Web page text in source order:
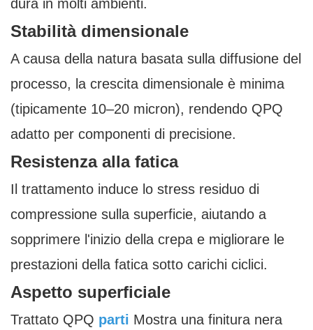
dura in molti ambienti.
Stabilità dimensionale
A causa della natura basata sulla diffusione del
processo, la crescita dimensionale è minima
(tipicamente 10–20 micron), rendendo QPQ
adatto per componenti di precisione.
Resistenza alla fatica
Il trattamento induce lo stress residuo di
compressione sulla superficie, aiutando a
sopprimere l'inizio della crepa e migliorare le
prestazioni della fatica sotto carichi ciclici.
Aspetto superficiale
Trattato QPQ parti Mostra una finitura nera